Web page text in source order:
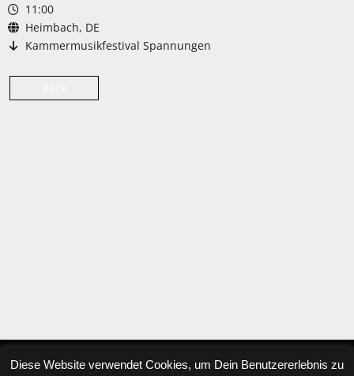
11:00
Heimbach, DE
Kammermusikfestival Spannungen
Diese Website verwendet Cookies, um Dein Benutzererlebnis zu